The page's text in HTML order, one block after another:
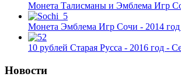
Монета Талисманы и Эмблема Игр
Монета Эмблема Игр Сочи - 2014
10 рублей Старая Русса - 2016 год -
Новости